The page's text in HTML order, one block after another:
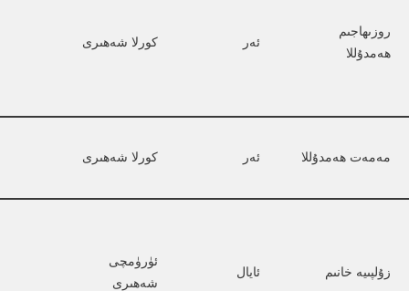
روزىھاجىم
ھەمدۇللا
ئەر كورلا شەھىرى
مەمەت ھەمدۇللا ئەر كورلا شەھىرى
زۇلپىيە خانىم ئايال
ئۈرۈمچى
شەھىرى